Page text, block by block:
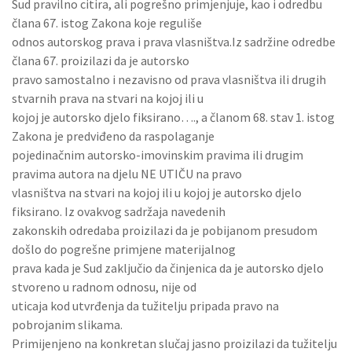
Sud pravilno citira, ali pogrešno primjenjuje, kao i odredbu
člana 67. istog Zakona koje reguliše
odnos autorskog prava i prava vlasništva.Iz sadržine odredbe
člana 67. proizilazi da je autorsko
pravo samostalno i nezavisno od prava vlasništva ili drugih
stvarnih prava na stvari na kojoj ili u
kojoj je autorsko djelo fiksirano…., a članom 68. stav 1. istog
Zakona je predviđeno da raspolaganje
pojedinačnim autorsko-imovinskim pravima ili drugim
pravima autora na djelu NE UTIČU na pravo
vlasništva na stvari na kojoj ili u kojoj je autorsko djelo
fiksirano. Iz ovakvog sadržaja navedenih
zakonskih odredaba proizilazi da je pobijanom presudom
došlo do pogrešne primjene materijalnog
prava kada je Sud zaključio da činjenica da je autorsko djelo
stvoreno u radnom odnosu, nije od
uticaja kod utvrđenja da tužitelju pripada pravo na
pobrojanim slikama.
Primijenjeno na konkretan slučaj jasno proizilazi da tužitelju